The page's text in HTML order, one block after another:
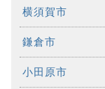
横須賀市
鎌倉市
小田原市